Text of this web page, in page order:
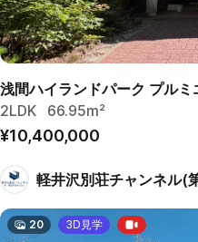
浅間ハイランドパーク プル
2LDK
66.95m²
¥10,400,000
軽井沢別荘チャンネル(
20 3D見学